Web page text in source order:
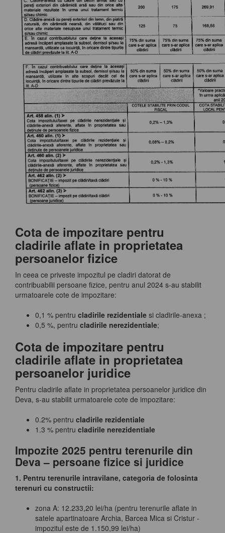
Cota de impozitare pentru
cladirile aflate in proprietatea
persoanelor fizice
In ceea ce priveste impozitul pe cladiri datorat de
contribuabilii persoane fizice, pentru anul 2024 s-au stabilit
urmatoarele cote de impozitare:
0,1 % pentru cladirile rezidentiale si cladirile-anexa ;
0,5 %, pentru cladirile nerezidentiale;
Cota de impozitare pentru
cladirile aflate in proprietatea
persoanelor juridice
Pentru cladirile aflate in proprietatea persoanelor juridice din
Deva, s-au stabilit urmatoarele cote de impozitare:
0.2% pentru cladirile rezidentiale
1.3 % pentru cladirile nerezidentiale
Impozite 2025 pentru terenurile din
Deva – persoane fizice si juridice
1. Pentru terenurile intravilane, categoria de folosinta
terenuri cu constructii:
zona A: 12.233,20 lei/ha (pentru terenurile aflate in
satele apartinatoare Archia, Barcea Mica si Cristur -
impozitul este de 1.150,99 lei/ha)